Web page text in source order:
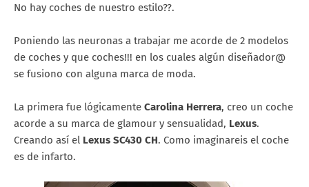
No hay coches de nuestro estilo??.
Poniendo las neuronas a trabajar me acorde de 2 modelos
de coches y que coches!!! en los cuales algún diseñador@
se fusiono con alguna marca de moda.
La primera fue lógicamente Carolina Herrera, creo un coche
acorde a su marca de glamour y sensualidad, Lexus.
Creando así el Lexus SC430 CH. Como imaginareis el coche
es de infarto.